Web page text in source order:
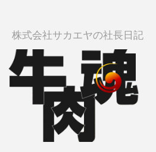
株式会社サカエヤの社長日記